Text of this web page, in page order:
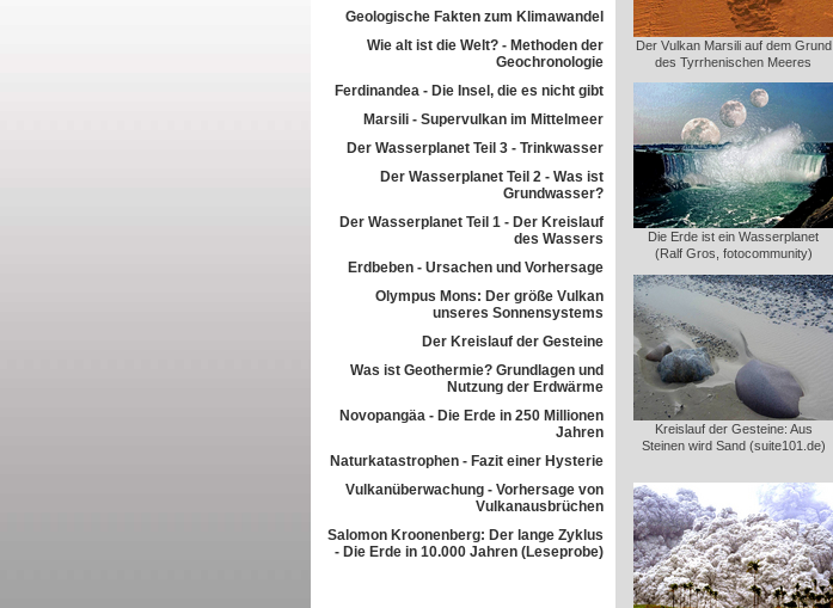
Geologische Fakten zum Klimawandel
Wie alt ist die Welt? - Methoden der
Geochronologie
Ferdinandea - Die Insel, die es nicht gibt
Marsili - Supervulkan im Mittelmeer
Der Wasserplanet Teil 3 - Trinkwasser
Der Wasserplanet Teil 2 - Was ist
Grundwasser?
Der Wasserplanet Teil 1 - Der Kreislauf
des Wassers
Erdbeben - Ursachen und Vorhersage
Olympus Mons: Der größe Vulkan
unseres Sonnensystems
Der Kreislauf der Gesteine
Was ist Geothermie? Grundlagen und
Nutzung der Erdwärme
Novopangäa - Die Erde in 250 Millionen
Jahren
Naturkatastrophen - Fazit einer Hysterie
Vulkanüberwachung - Vorhersage von
Vulkanausbrüchen
Salomon Kroonenberg: Der lange Zyklus
- Die Erde in 10.000 Jahren (Leseprobe)
Der Vulkan Marsili auf dem Grund
des Tyrrhenischen Meeres
Die Erde ist ein Wasserplanet
(Ralf Gros, fotocommunity)
Kreislauf der Gesteine: Aus
Steinen wird Sand (suite101.de)